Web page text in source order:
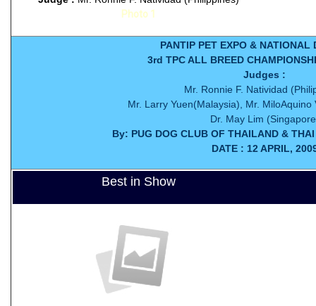
Photo 1
PANTIP PET EXPO & NATIONAL
3rd TPC ALL BREED
Judges :
Mr. Ronnie F. Natividad
Mr. Larry Yuen(Malaysia), Mr. MiloAquino
Dr. May Lim
By: PUG DOG CLUB OF THAILAND &
DATE : 12 APRIL,
Best in Show